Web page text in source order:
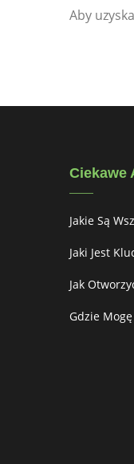
Aby
Ciekawe
Jakie Są
Jaki Jest
Jak
Gdzie